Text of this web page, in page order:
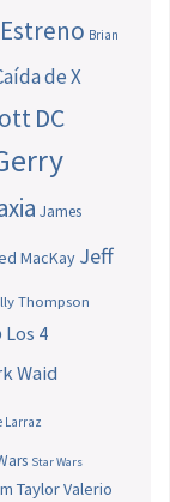
Brian
de X
DC
James
MacKay Jeff
Thompson
Los 4
Waid
Larraz
Star Wars
TaylorValerio